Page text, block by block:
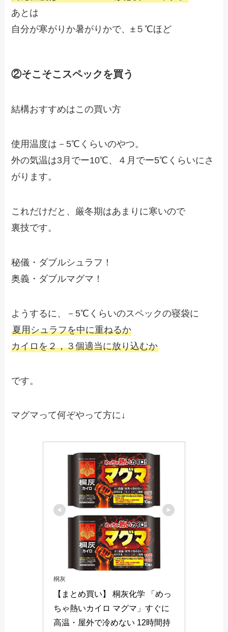
あとは
自分が寒がりか暑がりかで、±５℃ほど
②そこそこスペックを買う
結構おすすめはこの買い方
使用温度は－5℃くらいのやつ。
外の気温は3月でー10℃、４月でー5℃くらいにさ
がります。
これだけだと、厳冬期はあまりに寒いので
裏技です。
秘儀・ダブルシュラフ！
奥義・ダブルマグマ！
ようするに、－5℃くらいのスペックの寝袋に
夏用シュラフを中に重ねるか
カイロを２，３個適当に放り込むか
です。
マグマって何ぞやって方に↓
桐灰
【まとめ買い】 桐灰化学 「めっ
ちゃ熱いカイロ マグマ」すぐに
高温・屋外で冷めない 12時間持